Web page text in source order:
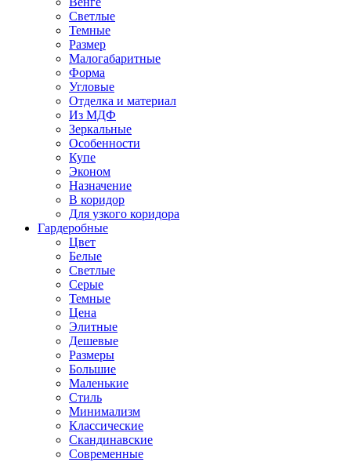
Светлые
Темные
Размер
Малогабаритные
Форма
Угловые
Отделка и материал
Из МДФ
Зеркальные
Особенности
Купе
Эконом
Назначение
В коридор
Для узкого коридора
Гардеробные
Цвет
Белые
Светлые
Серые
Темные
Цена
Элитные
Дешевые
Размеры
Большие
Маленькие
Стиль
Минимализм
Классические
Скандинавские
Современные